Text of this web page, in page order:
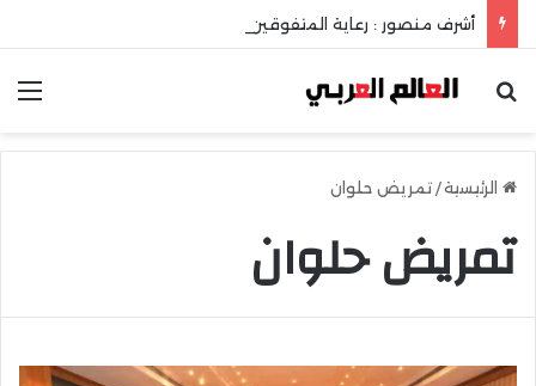
بحث عن
الرئيسية/ تمريض حلوان
تمريض حلوان